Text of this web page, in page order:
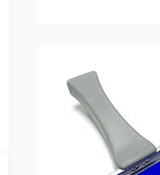
Advantages: 1, Sticky
of polyethylene sheets
based adhesive, which
and easy to remove dust